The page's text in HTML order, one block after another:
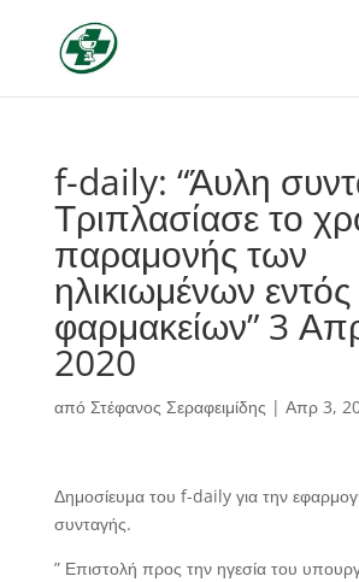
f-daily: “Άυλη
Τριπλασίασε το
παραμονής των
ηλικιωμένων
φαρμακείων” 3
2020
από Στέφανος Σεραφειμίδης | Απρ 3,
Δημοσίευμα του f-daily για την
συνταγής.
” Επιστολή προς την ηγεσία του